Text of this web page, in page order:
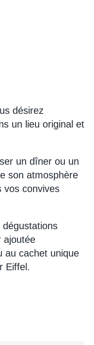
désirez
un lieu original et
un dîner ou un
son atmosphère
vos convives
ajoutée
au cachet unique
Eiffel.